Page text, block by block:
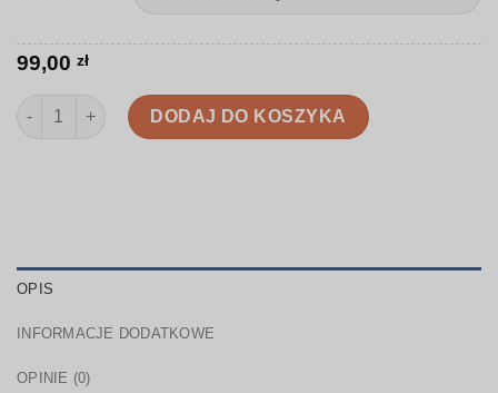
99,00 zł
ilość Koc | Słońce i księżyc w stylu boho | AS003
DODAJ DO KOSZYKA
OPIS
INFORMACJE DODATKOWE
OPINIE (0)